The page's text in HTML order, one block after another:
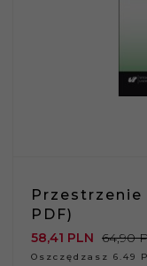
Przestrzenie
PDF)
58,41 PLN 64,90
Oszczędzasz 6.49